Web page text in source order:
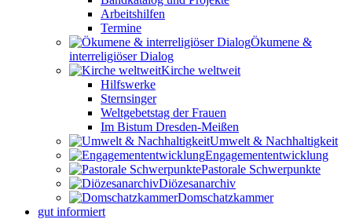
Arbeitshilfen
Termine
Ökumene &
interreligiöser Dialog
Kirche weltweit
Hilfswerke
Sternsinger
Weltgebetstag der Frauen
Im Bistum Dresden-Meißen
Umwelt & Nachhaltigkeit
Engagemententwicklung
Pastorale Schwerpunkte
Diözesanarchiv
Domschatzkammer
gut informiert